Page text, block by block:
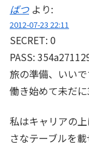
ばつ より:
2012-07-23 22:11
SECRET: 0
PASS:
旅の準備、いい
働き始めて未だ
私はキャリアの
さなテーブルを